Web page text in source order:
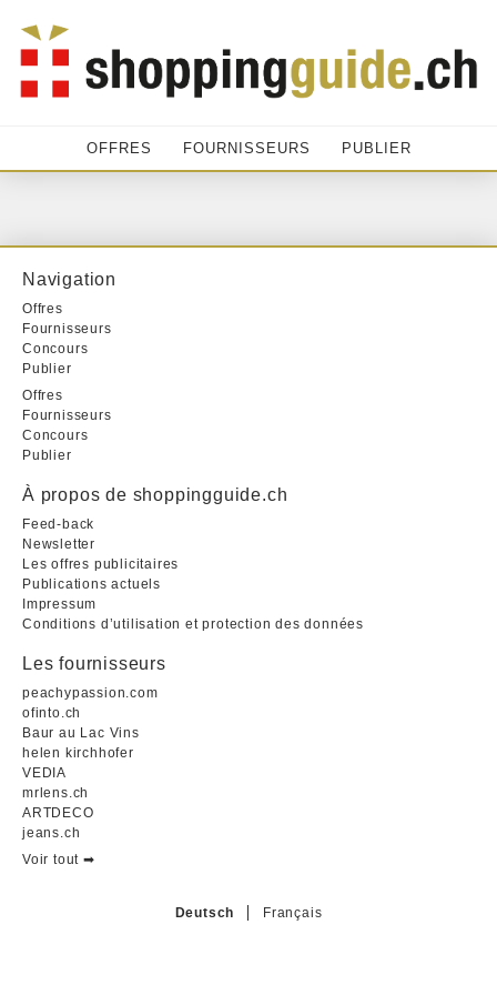
OFFRES FOURNISSEURS PUBLIER
Navigation
Offres
Fournisseurs
Concours
Publier
Offres
Fournisseurs
Concours
Publier
À propos de shoppingguide.ch
Feed-back
Newsletter
Les offres publicitaires
Publications actuels
Impressum
Conditions d’utilisation et protection des données
Les fournisseurs
peachypassion.com
ofinto.ch
Baur au Lac Vins
helen kirchhofer
VEDIA
mrlens.ch
ARTDECO
jeans.ch
Voir tout ➡︎
Deutsch Français